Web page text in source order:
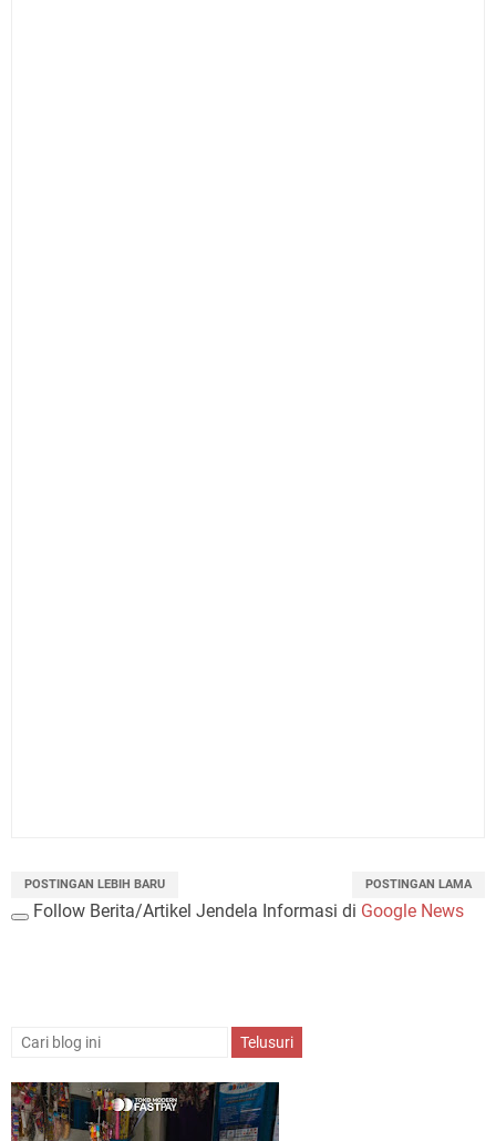
POSTINGAN LEBIH BARU POSTINGAN LAMA
Follow Berita/Artikel Jendela Informasi di Google News